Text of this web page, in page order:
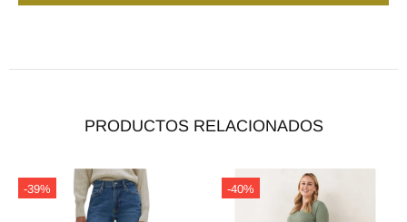
PRODUCTOS RELACIONADOS
-45%